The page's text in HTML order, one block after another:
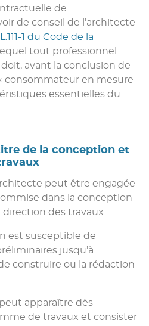
de
de conseil de l’architecte
1 du Code de la
tout professionnel
avant la conclusion de
consommateur en mesure
essentielles du
de la conception et
peut être engagée
dans la conception
direction des travaux.
est susceptible de
jusqu’à
construire ou la rédaction
apparaître dès
de travaux et consister